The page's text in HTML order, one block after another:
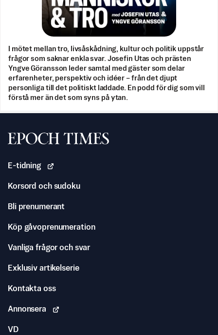
I mötet mellan tro, livsåskådning, kultur och politik uppstår
frågor som saknar enkla svar. Josefin Utas och prästen
Yngve Göransson leder samtal med gäster som delar
erfarenheter, perspektiv och idéer – från det djupt
personliga till det politiskt laddade. En podd för dig som vill
förstå mer än det som syns på ytan.
Svenska Epoch Times
E-tidning
Korsord och sudoku
Bli prenumerant
Köp gåvoprenumeration
Vanliga frågor och svar
Exklusiv artikelserie
Kontakta oss
Annonsera
VD